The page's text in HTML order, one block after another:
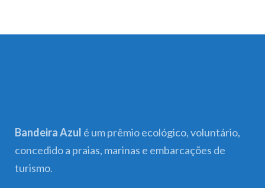
Bandeira Azul é um prêmio ecológico, voluntário,
concedido a praias, marinas e embarcações de
turismo.